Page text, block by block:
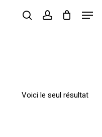
searchaccountClose
Voici le seul résultat